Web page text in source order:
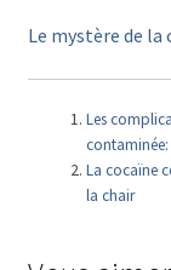
Le mystère de la
Les
La cocaïne
la chair